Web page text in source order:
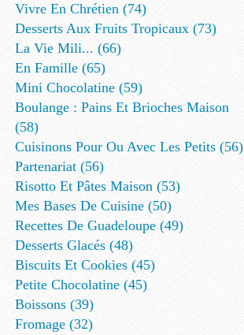
Vivre En Chrétien (74)
Desserts Aux Fruits Tropicaux (73)
La Vie Mili... (66)
En Famille (65)
Mini Chocolatine (59)
Boulange : Pains Et Brioches Maison
(58)
Cuisinons Pour Ou Avec Les Petits (56)
Partenariat (56)
Risotto Et Pâtes Maison (53)
Mes Bases De Cuisine (50)
Recettes De Guadeloupe (49)
Desserts Glacés (48)
Biscuits Et Cookies (45)
Petite Chocolatine (45)
Boissons (39)
Fromage (32)